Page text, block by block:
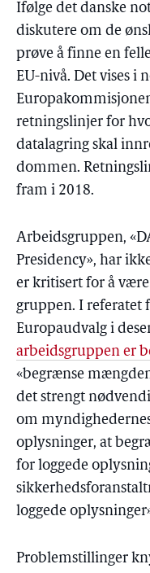
Ifølge det danske
diskutere om de
prøve å finne en
EU-nivå. Det vises i
retningslinjer for
datalagring skal
dommen.
fram i 2018.
Arbeidsgruppen,
Presidency», har
er kritisert for å være
gruppen. I referatet
Europaudvalg i
arbeidsgruppen er
«begrænse
det strengt
om
oplysninger, at
for loggede
loggede
Problemstillinger